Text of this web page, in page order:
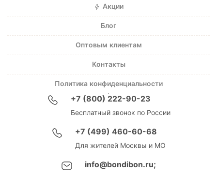
Акции
Блог
Оптовым клиентам
Контакты
Политика конфиденциальности
+7 (800) 222-90-23
Бесплатный звонок по России
+7 (499) 460-60-68
Для жителей Москвы и МО
info@bondibon.ru;